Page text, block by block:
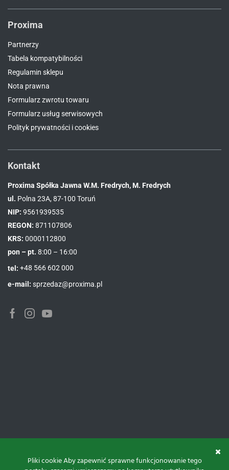
Proxima
Partnerzy
Tabela kompatybilności
Regulamin sklepu
Nota prawna
Formularz zwrotu towaru
Formularz usług serwisowych
Polityk prywatności i cookies
Kontakt
Proxima Spółka Jawna W.M. Fredrych, M. Fredrych
ul. Polna 23A, 87-100 Toruń
NIP: 9561939535
REGON: 871107806
KRS: 0000112800
pon – pt. 8:00 – 16:00
tel: +48 566 602 000
e-mail: sprzedaz@proxima.pl
Pliki cookie Aby zapewnić sprawne funkcjonowanie tego